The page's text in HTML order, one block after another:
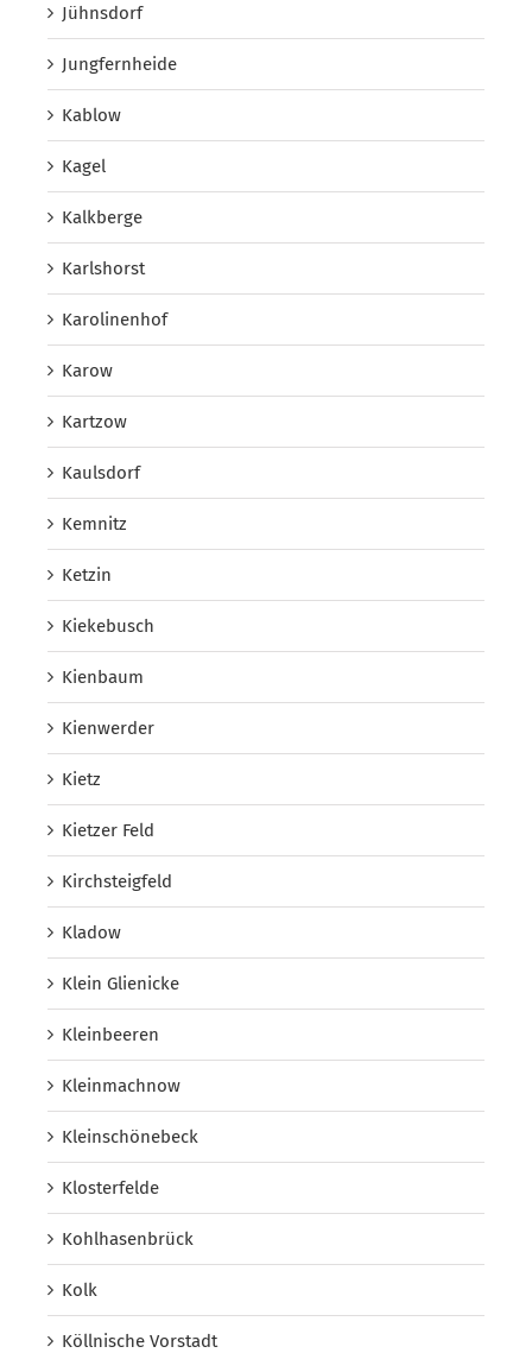
Jühnsdorf
Jungfernheide
Kablow
Kagel
Kalkberge
Karlshorst
Karolinenhof
Karow
Kartzow
Kaulsdorf
Kemnitz
Ketzin
Kiekebusch
Kienbaum
Kienwerder
Kietz
Kietzer Feld
Kirchsteigfeld
Kladow
Klein Glienicke
Kleinbeeren
Kleinmachnow
Kleinschönebeck
Klosterfelde
Kohlhasenbrück
Kolk
Köllnische Vorstadt